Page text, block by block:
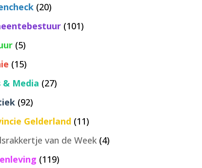
(20)
(101)
(5)
(15)
& Media (27)
(92)
Gelderland (11)
van de Week(4)
(119)